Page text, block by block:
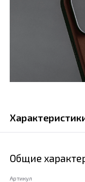
Общие
Артикул